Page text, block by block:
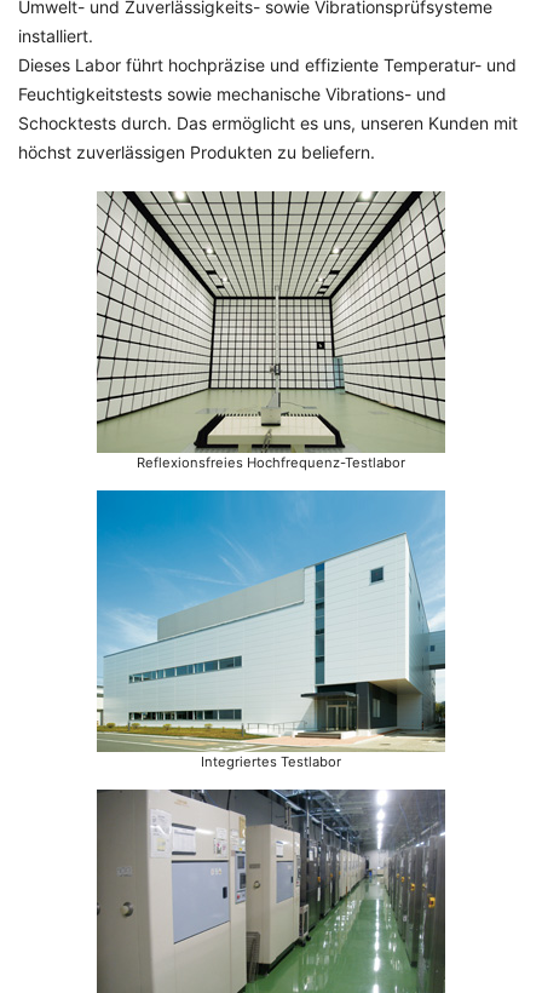
Umwelt- und Zuverlässigkeits- sowie Vibrationsprüfsysteme
installiert.
Dieses Labor führt hochpräzise und effiziente Temperatur- und
Feuchtigkeitstests sowie mechanische Vibrations- und
Schocktests durch. Das ermöglicht es uns, unseren Kunden mit
höchst zuverlässigen Produkten zu beliefern.
Reflexionsfreies Hochfrequenz-Testlabor
Integriertes Testlabor